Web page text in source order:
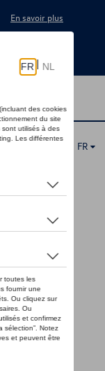
En savoir plus
FR
> Vêtements